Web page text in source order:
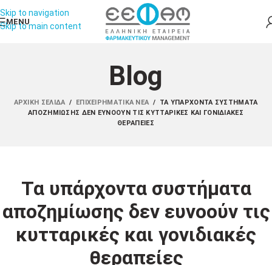
Skip to navigation
Skip to main content
MENU
Blog
ΑΡΧΙΚΉ ΣΕΛΊΔΑ / ΕΠΙΧΕΙΡΗΜΑΤΙΚΆ ΝΈΑ /
ΤΑ ΥΠΆΡΧΟΝΤΑ ΣΥΣΤΉΜΑΤΑ
ΑΠΟΖΗΜΊΩΣΗΣ ΔΕΝ ΕΥΝΟΟΎΝ ΤΙΣ ΚΥΤΤΑΡΙΚΈΣ ΚΑΙ ΓΟΝΙΔΙΑΚΈΣ
ΘΕΡΑΠΕΊΕΣ
Τα υπάρχοντα συστήματα
αποζημίωσης δεν ευνοούν τις
κυτταρικές και γονιδιακές
θεραπείες